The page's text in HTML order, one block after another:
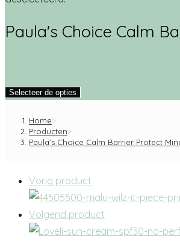
Paula's Choice Calm
Selecteer de opties
Home>
Producten>
Paula’s Choice Calm Barrier Protect
Vorig product
Volgend product